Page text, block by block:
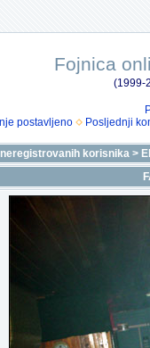
Fojnica
(1999-
postavljeno Posljednji
korisnika >